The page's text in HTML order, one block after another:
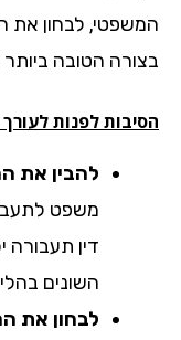
לבחון את
הטובה ביותר
לפנות לעורך דין
להבין את
משפט לתעבורה
דין תעבורה
השונים בהליך,
לבחון את